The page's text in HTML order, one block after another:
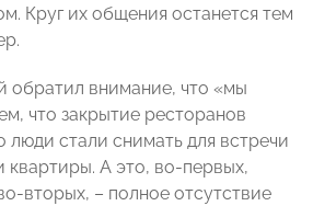
Круг их общения останется тем
обратил внимание, что «мы
что закрытие ресторанов
люди стали снимать для встречи
квартиры. А это, во-первых,
вторых, – полное отсутствие